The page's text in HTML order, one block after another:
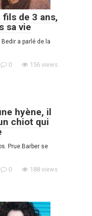
fils de 3 ans,
sa vie
a parlé de la
0 156 views
hyène, il
chiot qui
Prue Barber se
0 188 views